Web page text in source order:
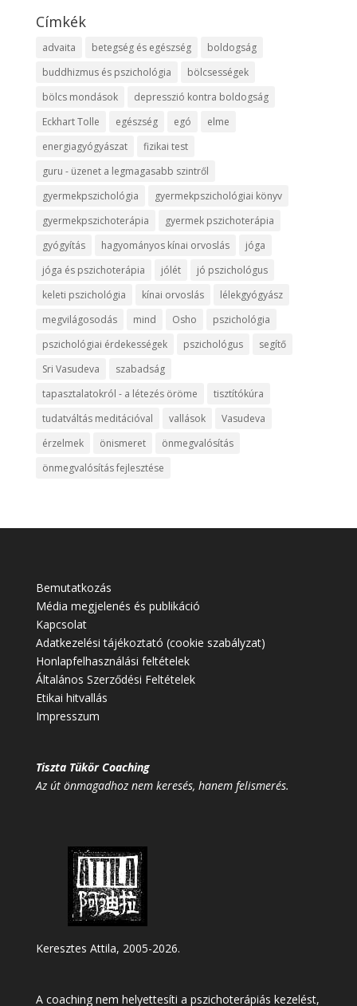
Címkék
advaita betegség és egészség
boldogság
buddhizmus és pszichológia
bölcsességek
bölcs mondások
depresszió kontra boldogság
Eckhart Tolle
egészség egó
elme
energiagyógyászat
fizikai test
guru - üzenet a legmagasabb szintről
gyermekpszichológia
gyermekpszichológiai könyv
gyermekpszichoterápia
gyermek pszichoterápia
gyógyítás
hagyományos kínai orvoslás
jóga
jóga és pszichoterápia
jólét
jó pszichológus
keleti pszichológia
kínai orvoslás
lélekgyógyász
megvilágosodás
mind Osho
pszichológia
pszichológiai érdekességek
pszichológus
segítő
Sri Vasudeva
szabadság
tapasztalatokról - a létezés öröme
tisztítókúra
tudatváltás meditációval
vallások
Vasudeva
érzelmek
önismeret
önmegvalósítás
önmegvalósítás fejlesztése
Bemutatkozás
Média megjelenés és publikáció
Kapcsolat
Adatkezelési tájékoztató (cookie szabályzat)
Honlapfelhasználási feltételek
Általános Szerződési Feltételek
Etikai hitvallás
Impresszum
Tiszta Tükör Coaching
Az út önmagadhoz nem keresés, hanem felismerés.
Keresztes Attila, 2005-2026.
A coaching nem helyettesíti a pszichoterápiás kezelést,